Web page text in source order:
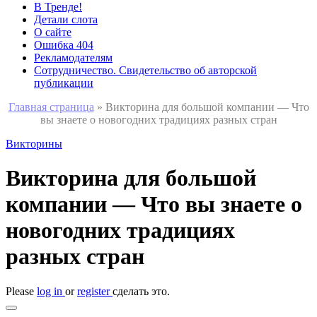
В Тренде!
Детали слота
О сайте
Ошибка 404
Рекламодателям
Сотрудничество. Свидетельство об авторской
публикации
Главная страница » Викторина для большой компании — Что
вы знаете о новогодних традициях разных стран
Викторины
Викторина для большой
компании — Что вы знаете о
новогодних традициях
разных стран
Please log in orregisterсделать это.